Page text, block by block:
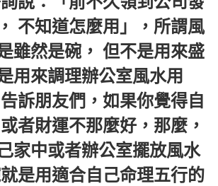
不知道怎麼用」，所謂風
雖然是碗， 但不是用來盛
用來調理辦公室風水用
訴朋友們，如果你覺得自
者財運不那麼好，那麼，
家中或者辦公室擺放風水
是用適合自己命理五行的